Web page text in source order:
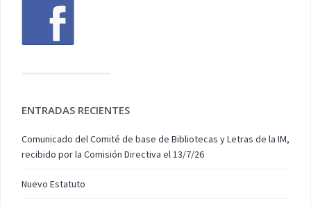
ENTRADAS RECIENTES
Comunicado del Comité de base de Bibliotecas y Letras de la IM,
recibido por la Comisión Directiva el 13/7/26
Nuevo Estatuto